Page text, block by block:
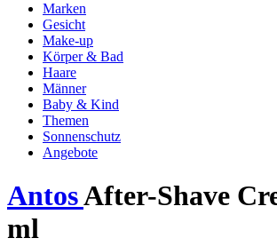
Marken
Gesicht
Make-up
Körper & Bad
Haare
Männer
Baby & Kind
Themen
Sonnenschutz
Angebote
AntosAfter-Shave
ml